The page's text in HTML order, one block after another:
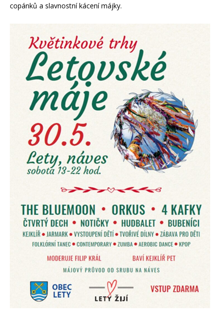
copánků a slavnostní kácení májky.